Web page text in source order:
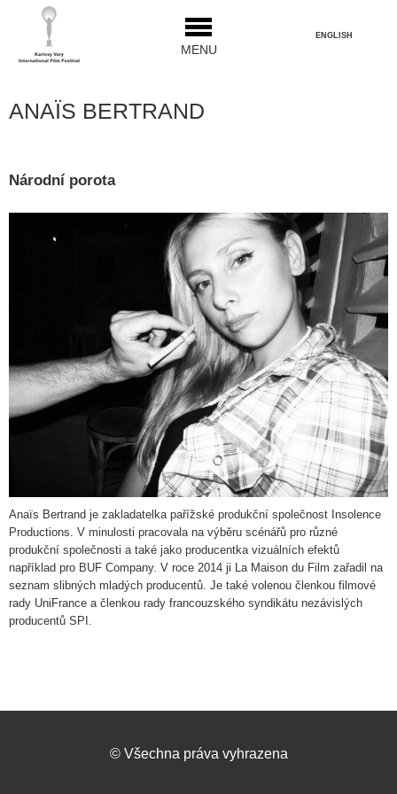
MENU
ENGLISH
ANAÏS BERTRAND
Národní porota
Anaïs Bertrand je zakladatelka pařížské produkční společnost Insolence
Productions. V minulosti pracovala na výběru scénářů pro různé
produkční společnosti a také jako producentka vizuálních efektů
například pro BUF Company. V roce 2014 ji La Maison du Film zařadil na
seznam slibných mladých producentů. Je také volenou členkou filmové
rady UniFrance a členkou rady francouzského syndikátu nezávislých
producentů SPI.
© Všechna práva vyhrazena